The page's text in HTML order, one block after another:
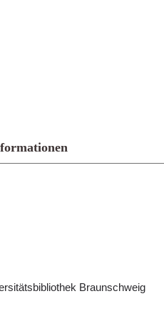
Braunschweig